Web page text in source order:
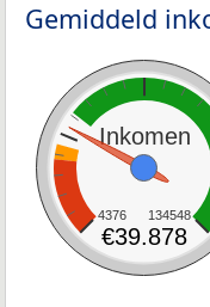
Gemiddeld
Inkomen
4376 134548
€39.878